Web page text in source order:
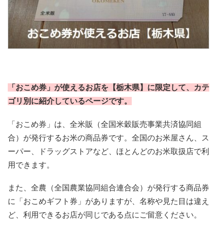
「おこめ券」が使えるお店を【栃木県】に限定して、カテ
ゴリ別に紹介しているページです。
「おこめ券」は、全米販（全国米穀販売事業共済協同組
合）が発行するお米の商品券です。全国のお米屋さん、ス
ーパー、ドラッグストアなど、ほとんどのお米取扱店で利
用できます。
また、全農（全国農業協同組合連合会）が発行する商品券
に「おこめギフト券」がありますが、名称や見た目は違え
ど、利用できるお店が同じである点にご留意ください。